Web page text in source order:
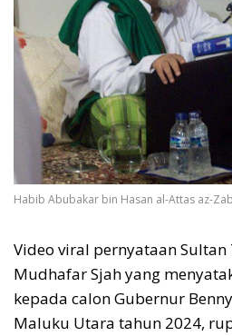
Habib Abubakar bin Hasan al-Attas az-
Video viral pernyataan
Mudhafar Sjah yang
kepada calon Gubernur
Maluku Utara tahun 2024,